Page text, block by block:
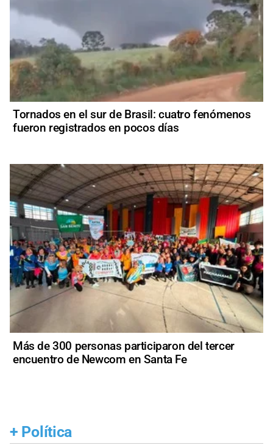
Tornados en el sur de Brasil: cuatro fenómenos
fueron registrados en pocos días
Más de 300 personas participaron del tercer
encuentro de Newcom en Santa Fe
+ Política